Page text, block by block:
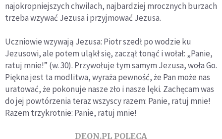
najokropniejszych chwilach, najbardziej mrocznych burzach
trzeba wzywać Jezusa i przyjmować Jezusa.
Uczniowie wzywają Jezusa: Piotr szedł po wodzie ku
Jezusowi, ale potem uląkł się, zaczął tonąć i wołał: „Panie,
ratuj mnie!” (w. 30). Przywołuje tym samym Jezusa, woła Go.
Piękna jest ta modlitwa, wyraża pewność, że Pan może nas
uratować, że pokonuje nasze zło i nasze lęki. Zachęcam was
do jej powtórzenia teraz wszyscy razem: Panie, ratuj mnie!
Razem trzykrotnie: Panie, ratuj mnie!
DEON.PL POLECA